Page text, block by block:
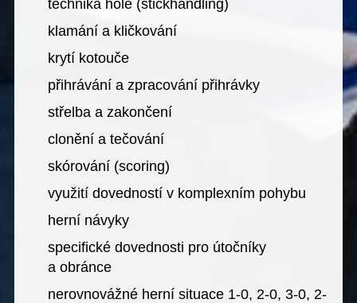
technika hole (stickhandling)
klamání a kličkování
krytí kotouče
přihrávání a zpracování přihrávky
střelba a zakončení
clonění a tečování
skórování (scoring)
využití dovedností v komplexním pohybu
herní návyky
specifické dovednosti pro útočníky
a obránce
nerovnovážné herní situace 1-0, 2-0, 3-0, 2-